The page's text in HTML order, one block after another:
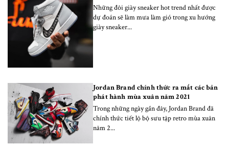
Những đôi giày sneaker hot trend nhất được
dự đoán sẽ làm mưa làm gió trong xu hướng
giày sneaker...
Jordan Brand chính thức ra mắt các bản
phát hành mùa xuân năm 2021
Trong những ngày gần đây, Jordan Brand đã
chính thức tiết lộ bộ sưu tập retro mùa xuân
năm 2...